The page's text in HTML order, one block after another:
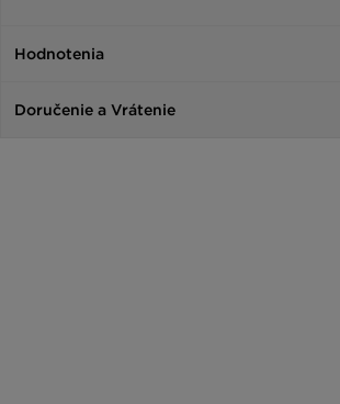
Hodnotenia
Doručenie a Vrátenie